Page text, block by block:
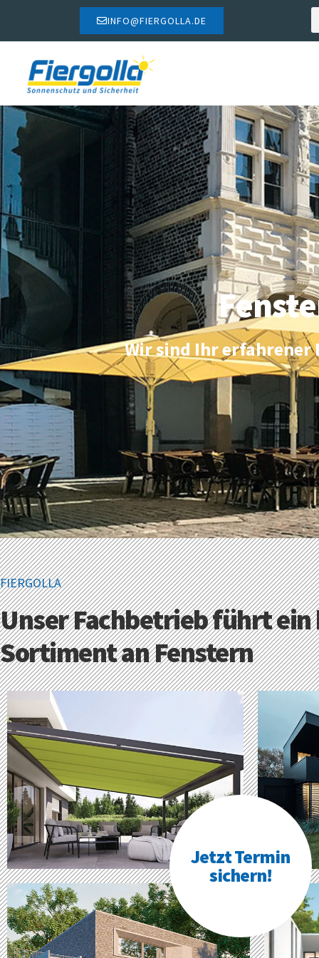
INFO@FIERGOLLA.DE
Wir sind Ihr erfahrener
FIERGOLLA
Unser Fachbetrieb führt
Sortiment an Fenstern
Jetzt Termin
sichern!